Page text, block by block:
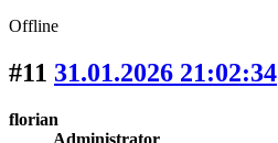
Offline
#11 31.01.2026 21:02:34
florian